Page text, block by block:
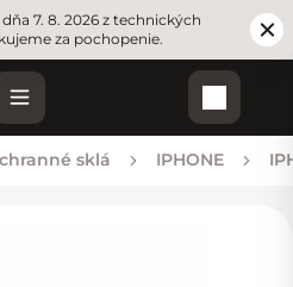
7. 8. 2026 z technických
za pochopenie.
sklá IPHONE